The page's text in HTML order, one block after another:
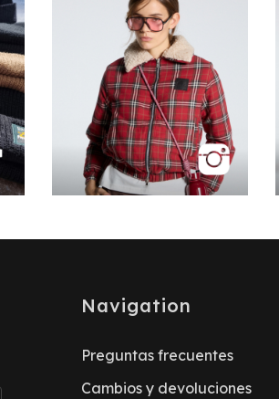
Navigation
Preguntas frecuentes
Cambios y devoluciones